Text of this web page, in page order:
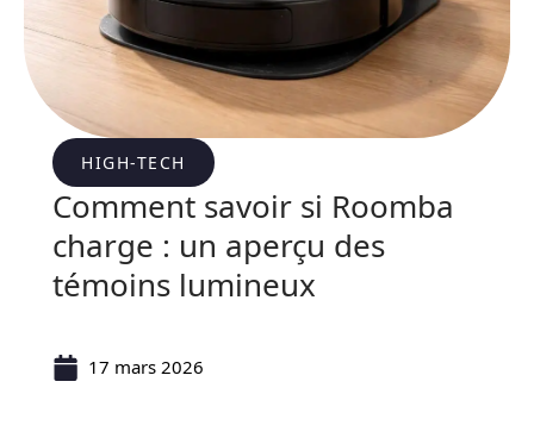
HIGH-TECH
Comment savoir si Roomba
charge : un aperçu des
témoins lumineux
17 mars 2026